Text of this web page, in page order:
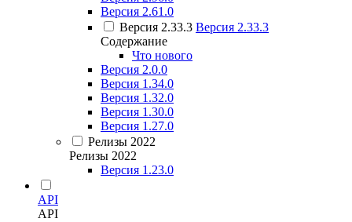
Версия 2.61.0
Версия 2.33.3 Версия 2.33.3
Содержание
Что нового
Версия 2.0.0
Версия 1.34.0
Версия 1.32.0
Версия 1.30.0
Версия 1.27.0
Релизы 2022
Релизы 2022
Версия 1.23.0
API
API